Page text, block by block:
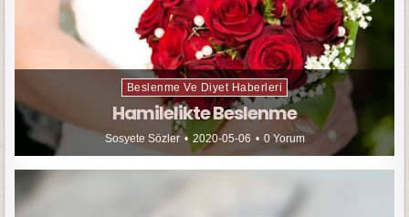
Beslenme Ve Diyet Haberleri
Hamilelikte Beslenme
Sosyete Sözler 2020-05-06 0 Yorum